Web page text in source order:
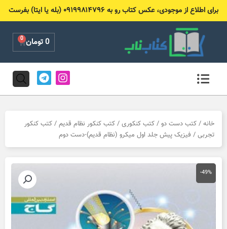
برای اطلاع از موجودی، عکس کتاب رو به ۰۹۱۹۹۸۱۴۷۹۶ (بله یا ایتا) بفرست
0تومان 0
Cart
I
n
s
g
r
a
T
e
l
r
m
خانه / کتب دست دو / کتب کنکوری / کتب کنکور نظام قدیم / کتب کنکور
تجربی / فیزیک پیش جلد اول میکرو (نظام قدیم)-دست دوم
-49%